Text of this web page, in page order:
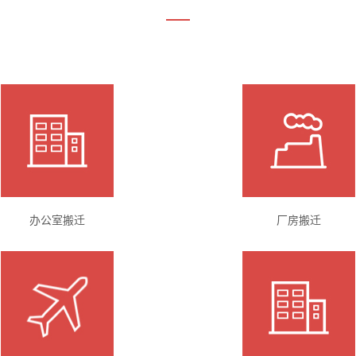
办公室搬迁 厂房搬迁